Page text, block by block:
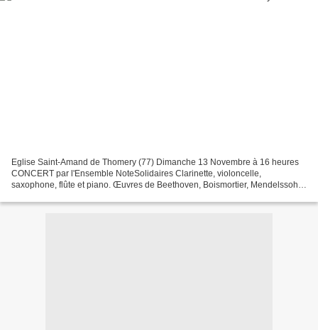
Eglise Saint-Amand de Thomery (77) Dimanche 13 Novembre à 16 heures
CONCERT par l'Ensemble NoteSolidaires Clarinette, violoncelle,
saxophone, flûte et piano. Œuvres de Beethoven, Boismortier, Mendelssohn,